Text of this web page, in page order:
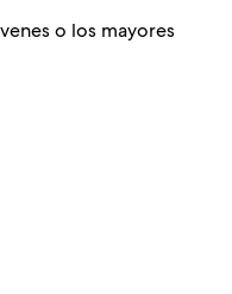
o los mayores